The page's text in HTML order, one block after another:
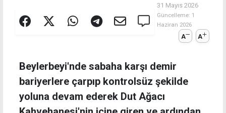
31 Mayıs 2026
Güncelleme: 1
Haziran 2026
A A
Beylerbeyi'nde sabaha karşı demir
bariyerlere çarpıp kontrolsüz şekilde
yoluna devam ederek Dut Ağacı